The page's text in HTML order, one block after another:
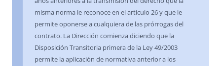
misma norma le reconoce en el artículo 26 y que le
permite oponerse a cualquiera de las prórrogas del
contrato. La Dirección comienza diciendo que la
Disposición Transitoria primera de la Ley 49/2003
permite la aplicación de normativa anterior a los